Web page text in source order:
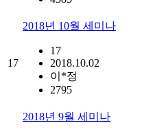
17
2018년 10월 세미나
17
2018.10.02
이*정
2795
2018년 9월 세미나